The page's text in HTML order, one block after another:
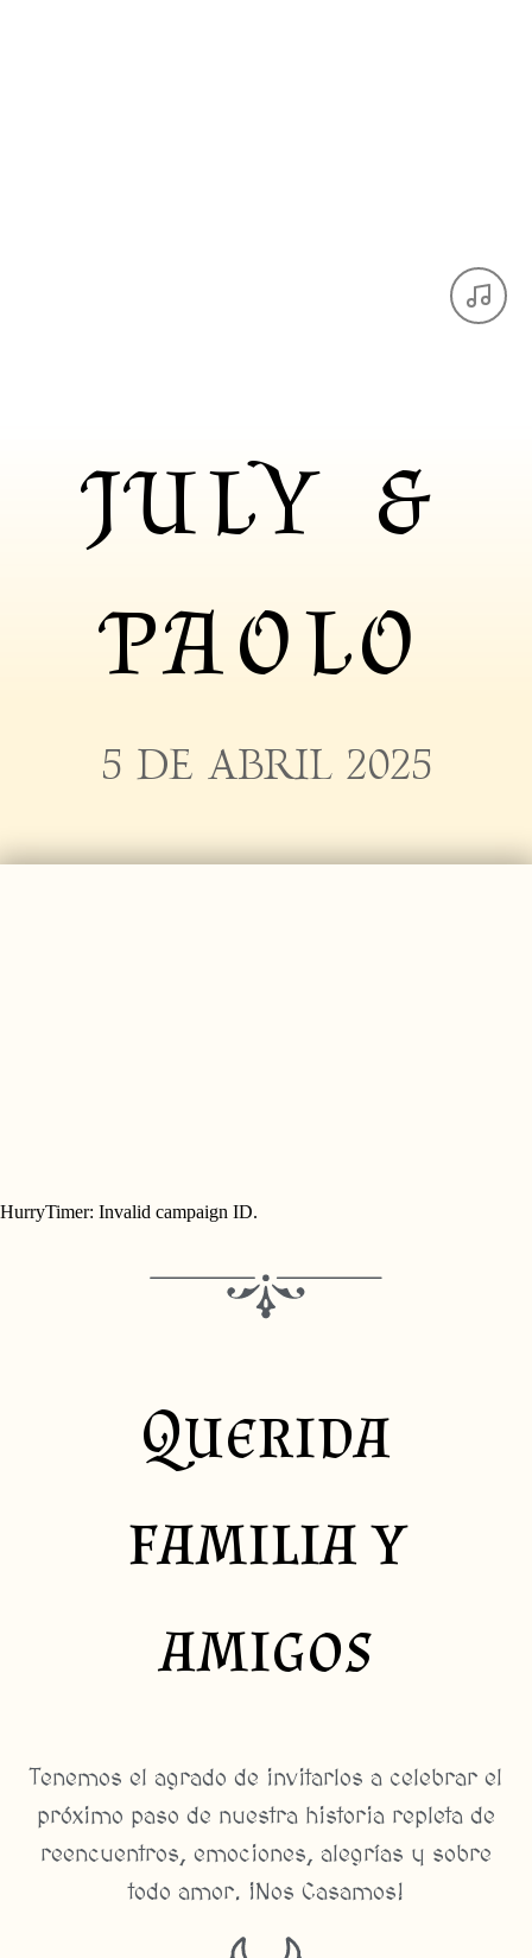
JULY &
PAOLO
5 DE ABRIL 2025
HurryTimer: Invalid campaign ID.
Querida
familia y
amigos
Tenemos el agrado de invitarlos a celebrar el
próximo paso de nuestra historia repleta de
reencuentros, emociones, alegrías y sobre
todo amor. ¡Nos Casamos!